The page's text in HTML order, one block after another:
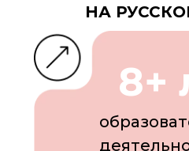
НА
8+